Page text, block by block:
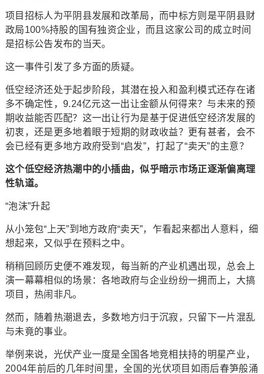
项目招标人为平阴县发展和改革局，而中标方则是平阴县财
政局100%持股的国有独资企业，而且这家公司的成立时间
是招标公告发布的当天。
这一事件引发了多方面的质疑。
低空经济还处于起步阶段，其潜在投入和盈利模式还存在诸
多不确定性，9.24亿元这一出让金额从何得来？与未来的预
期收益能否匹配？这一出让行为是基于促进低空经济发展的
初衷，还是更多地着眼于短期的财政收益？更有甚者，会不
会已经有更多地方政府受到“启发”，打起了“卖天”的主意？
这个低空经济热潮中的小插曲，似乎暗示市场正逐渐偏离理
性轨道。
“泡沫”升起
从小笼包“上天”到地方政府“卖天”，乍看起来都出人意料，细
想起来，又似乎在预料之中。
稍稍回顾历史便不难发现，每当新的产业机遇出现，总会上
演一幕幕相似的场景：各地政府与企业纷纷一拥而上，大搞
项目，热闹非凡。
然而，随着热潮退去，多数地方归于沉寂，只留下一片混乱
与未竟的事业。
举例来说，光伏产业一度是全国各地竞相扶持的明星产业，
2004年前后的几年时间里，全国的光伏项目如雨后春笋般涌